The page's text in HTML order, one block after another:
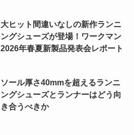
大ヒット間違いなしの新作ランニ
ングシューズが登場！ワークマン
2026年春夏新製品発表会レポート
ソール厚さ40mmを超えるランニ
ングシューズとランナーはどう向
き合うべきか